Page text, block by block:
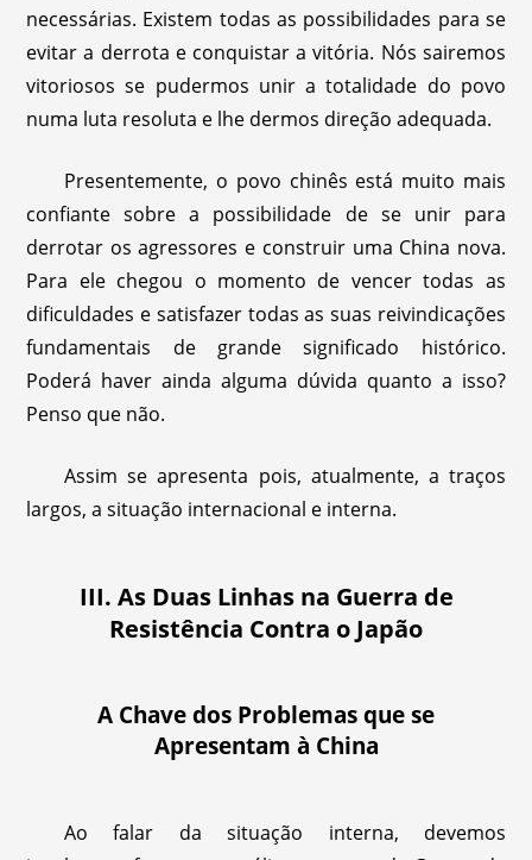
necessárias. Existem todas as possibilidades para se
evitar a derrota e conquistar a vitória. Nós sairemos
vitoriosos se pudermos unir a totalidade do povo
numa luta resoluta e lhe dermos direção adequada.
Presentemente, o povo chinês está muito mais
confiante sobre a possibilidade de se unir para
derrotar os agressores e construir uma China nova.
Para ele chegou o momento de vencer todas as
dificuldades e satisfazer todas as suas reivindicações
fundamentais de grande significado histórico.
Poderá haver ainda alguma dúvida quanto a isso?
Penso que não.
Assim se apresenta pois, atualmente, a traços
largos, a situação internacional e interna.
III. As Duas Linhas na Guerra de
Resistência Contra o Japão
A Chave dos Problemas que se
Apresentam à China
Ao falar da situação interna, devemos